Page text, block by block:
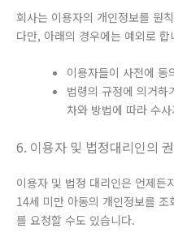
회사는 이용자의 개인정보를 원
다만, 아래의 경우에는 예외로 합
이용자들이 사전에 동
법령의 규정에 의거하
차와 방법에 따라 수
6. 이용자 및 법정대리인의
이용자 및 법정 대리인은 언제든
14세 미만 아동의 개인정보를
를 요청할 수도 있습니다.